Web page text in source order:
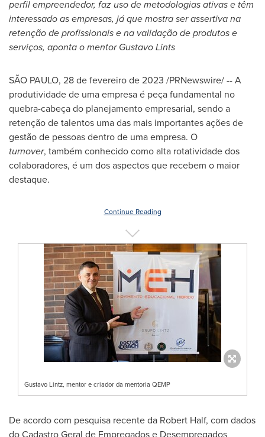
perfil empreendedor, faz uso de metodologias ativas e têm
interessado as empresas, já que mostra ser assertiva na
retenção de profissionais e na validação de produtos e
serviços, aponta o mentorGustavo Lints
SÃO PAULO, 28 de fevereiro de 2023 /PRNewswire/ -- A
produtividade de uma empresa é peça fundamental no
quebra-cabeça do planejamento empresarial, sendo a
retenção de talentos uma das mais importantes ações de
gestão de pessoas dentro de uma empresa. O
turnover, também conhecido como alta rotatividade dos
colaboradores, é um dos aspectos que recebem o maior
destaque.
Continue Reading
Gustavo Lintz, mentor e criador da mentoria QEMP
De acordo com pesquisa recente da Robert Half, com dados
do Cadastro Geral de Empregados e Desempregados